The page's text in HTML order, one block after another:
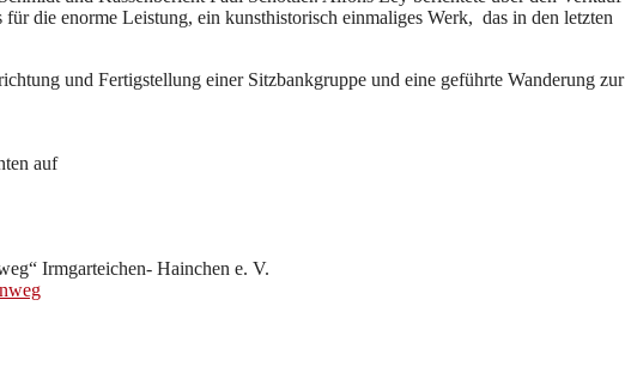
die enorme Leistung, ein kunsthistorisch einmaliges Werk, das in den letzten
und Fertigstellung einer Sitzbankgruppe und eine geführte Wanderung zur
auf
Irmgarteichen- Hainchen e. V.